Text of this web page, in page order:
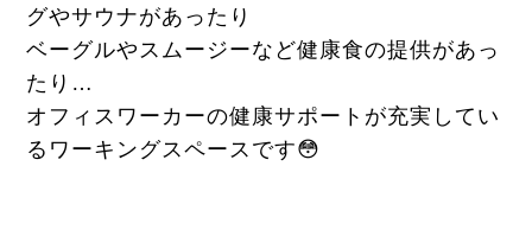
グやサウナがあったり
ベーグルやスムージーなど健康食の提供があっ
たり…
オフィスワーカーの健康サポートが充実してい
るワーキングスペースです😳